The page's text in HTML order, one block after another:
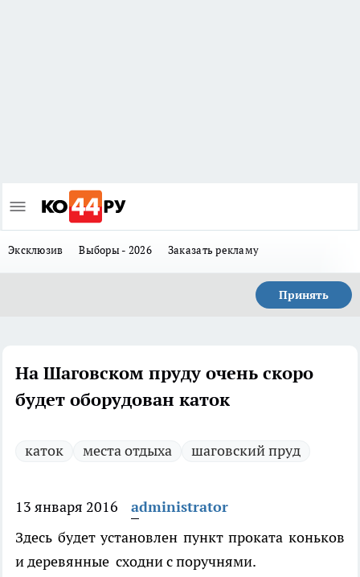
Эксклюзив Выборы - 2026 Заказать рекламу
Принять
На Шаговском пруду очень скоро
будет оборудован каток
каток места отдыха шаговский пруд
13 января 2016
administrator
Здесь будет установлен пункт проката коньков
и деревянные сходни с поручнями.